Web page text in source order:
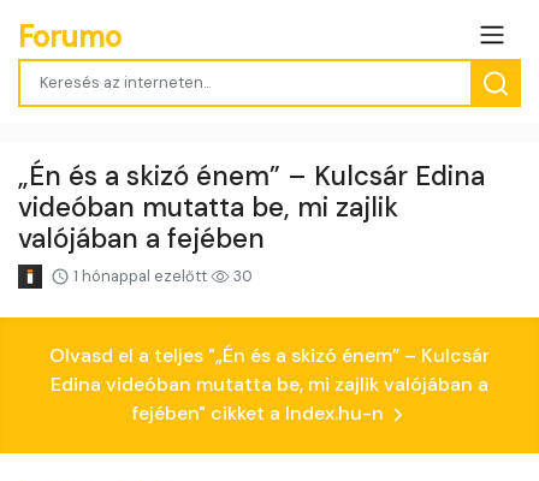
Forumo
„Én és a skizó énem” – Kulcsár Edina
videóban mutatta be, mi zajlik
valójában a fejében
1 hónappal ezelőtt 30
Olvasd el a teljes "„Én és a skizó énem” – Kulcsár
Edina videóban mutatta be, mi zajlik valójában a
fejében" cikket a Index.hu-n